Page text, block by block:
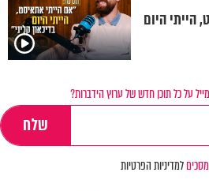
הייתי היום
על כל תוכן חדש של ערוץ הידברות?
למדיניות הפרטיות